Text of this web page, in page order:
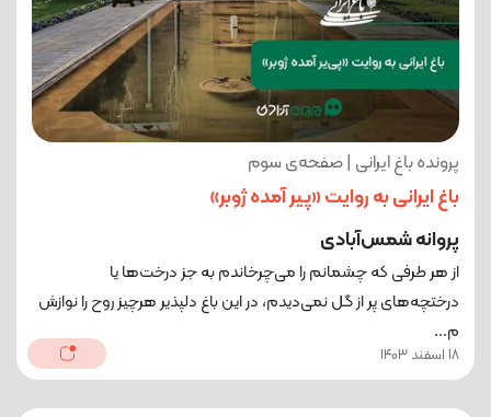
پرونده باغ ایرانی | صفحه‌ی سوم
باغ ایرانی به روایت «پیر آمده ژوبر»
پروانه شمس‌آبادی
از هر طرفی که چشمانم را می‌چرخاندم به جز درخت‌ها یا
درختچه‌های پر از گل نمی‌دیدم، در این باغ دلپذیر هرچیز روح را نوازش
م...
18 اسفند 1403